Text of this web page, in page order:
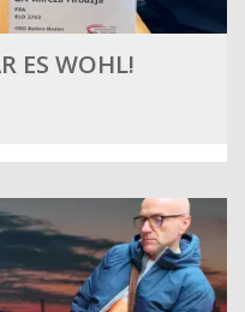
ES WOHL!